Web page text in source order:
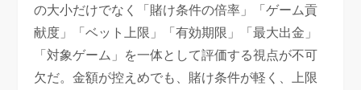
の大小だけでなく「賭け条件の倍率」「ゲーム貢
献度」「ベット上限」「有効期限」「最大出金」
「対象ゲーム」を一体として評価する視点が不可
欠だ。金額が控えめでも、賭け条件が軽く、上限